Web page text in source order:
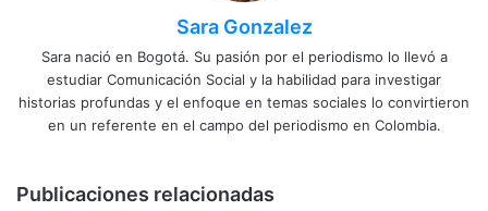
Sara Gonzalez
Sara nació en Bogotá. Su pasión por el periodismo lo llevó a
estudiar Comunicación Social y la habilidad para investigar
historias profundas y el enfoque en temas sociales lo convirtieron
en un referente en el campo del periodismo en Colombia.
Publicaciones relacionadas